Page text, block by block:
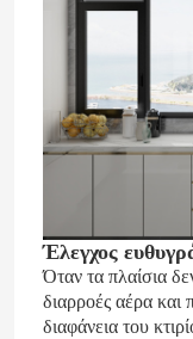
Έλεγχος
Όταν τα πλαίσια
διαρροές αέρα και
διαφάνεια του